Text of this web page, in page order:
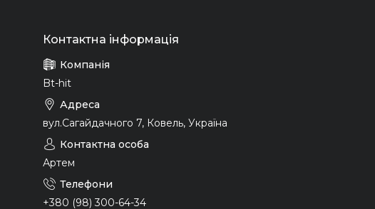
Bt-hit
вул.Сагайдачного 7, Ковель, Україна
Артем
+380 (98) 300-64-34